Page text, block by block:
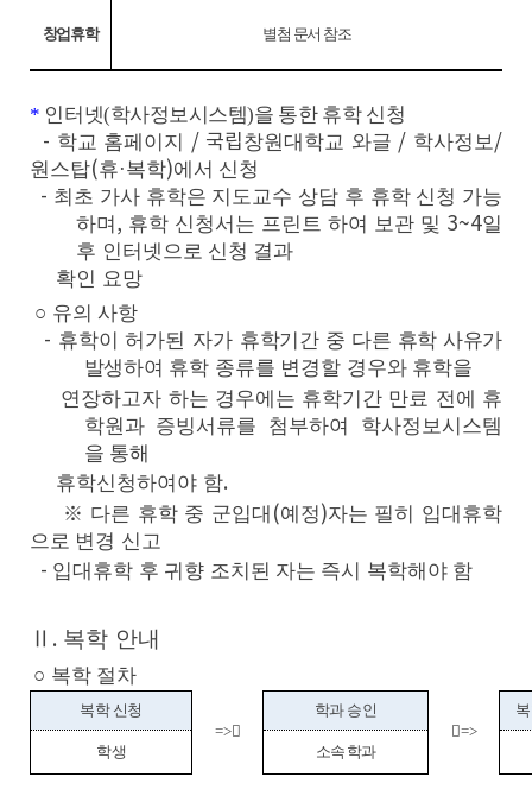
창업휴학 별첨 문서 참조
* 인터넷(학사정보시스템)을 통한 휴학 신청
- 학교 홈페이지 / 국립창원대학교 와글 / 학사정보/
원스탑(휴·복학)에서 신청
- 최초 가사 휴학은 지도교수 상담 후 휴학 신청 가능
하며 , 휴학 신청서는 프린트 하여 보관 및 3~4일
후 인터넷으로 신청 결과
확인 요망
○ 유의 사항
- 휴학이 허가된 자가 휴학기간 중 다른 휴학 사유가
발생하여 휴학 종류를 변경할 경우와 휴학을
연장하고자 하는 경우에는 휴학기간 만료 전 에 휴
학원과 증빙서류를 첨부하여 학사정보시스템
을 통해
휴학신청하여야 함.
※ 다른 휴학 중 군입대 (예정)자는 필히 입대휴학
으로 변경 신고
- 입대휴학 후 귀향 조치된 자는 즉시 복학해야 함
Ⅱ . 복학 안내
○ 복학 절차
복학 신청
=>
학과 승인
=>
학생 소속 학과